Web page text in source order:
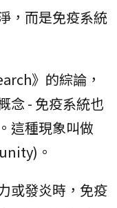
，而是免疫系統
》的綜論，
念 - 免疫系統也
這種現象叫做
。
或發炎時，免疫